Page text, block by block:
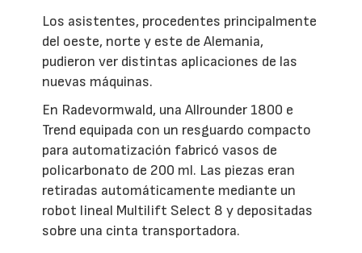
Los asistentes, procedentes principalmente
del oeste, norte y este de Alemania,
pudieron ver distintas aplicaciones de las
nuevas máquinas.
En Radevormwald, una Allrounder 1800 e
Trend equipada con un resguardo compacto
para automatización fabricó vasos de
policarbonato de 200 ml. Las piezas eran
retiradas automáticamente mediante un
robot lineal Multilift Select 8 y depositadas
sobre una cinta transportadora.